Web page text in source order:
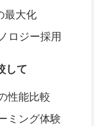
最大化
ロジー採用
して
性能比較
ミング体験